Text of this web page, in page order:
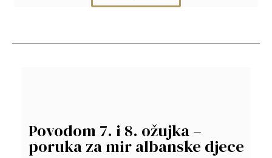
Povodom 7. i 8. ožujka –
poruka za mir albanske djece